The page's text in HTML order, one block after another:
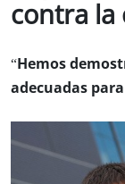
contra la
“Hemos
adecuadas